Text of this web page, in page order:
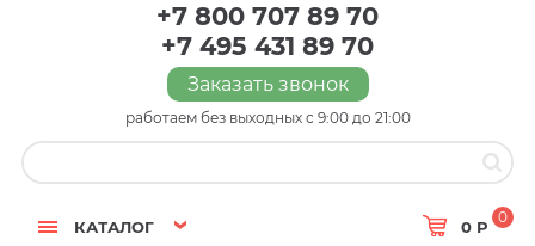
+7 800 707 89 70
+7 495 431 89 70
Заказать звонок
работаем без выходных с 9:00 до 21:00
КАТАЛОГ 0 Р
0